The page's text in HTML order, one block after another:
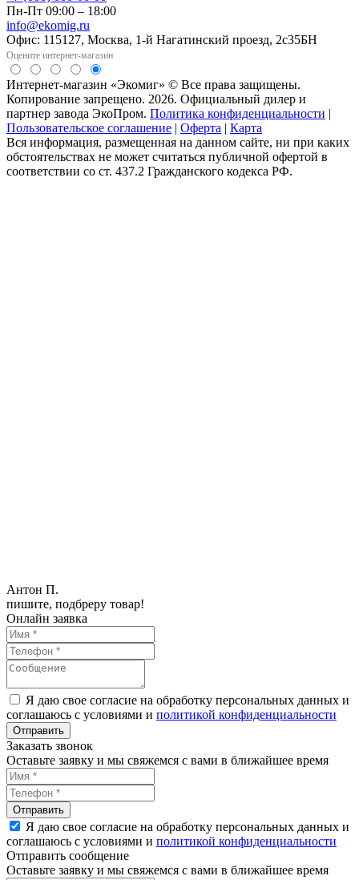
Пн-Пт 09:00 – 18:00
info@ekomig.ru
Офис: 115127, Москва, 1-й Нагатинский проезд, 2с35БН
Оцените интернет-магазин
Интернет-магазин «Экомиг» © Все права защищены.
Копирование запрещено. 2026. Официальный дилер и
партнер завода ЭкоПром. Политика конфиденциальности |
Пользовательское соглашение | Оферта | Карта
Вся информация, размещенная на данном сайте, ни при каких
обстоятельствах не может считаться публичной офертой в
соответствии со ст. 437.2 Гражданского кодекса РФ.
Антон П.
пишите, подбреру товар!
Онлайн заявка
Я даю свое согласие на обработку персональных данных и
соглашаюсь с условиями и политикой конфиденциальности
Заказать звонок
Оставьте заявку и мы свяжемся с вами в ближайшее время
Я даю свое согласие на обработку персональных данных и
соглашаюсь с условиями и политикой конфиденциальности
Отправить сообщение
Оставьте заявку и мы свяжемся с вами в ближайшее время